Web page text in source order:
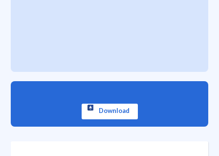
Download